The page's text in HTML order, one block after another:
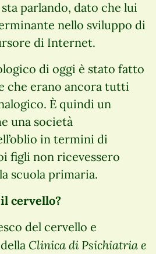
sta parlando, dato che lui
nello sviluppo di
di Internet.
di oggi è stato fatto
che erano ancora tutti
È quindi un
una società
in termini di
figli non ricevessero
scuola primaria.
cervello?
del cervello e
Clinica di Psichiatria e